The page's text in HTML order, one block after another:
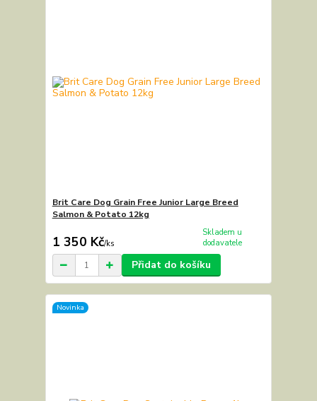
Brit Care Dog Grain Free Junior Large Breed
Salmon & Potato 12kg
1 350 Kč/ks
Skladem u
dodavatele
Přidat do košíku
Novinka